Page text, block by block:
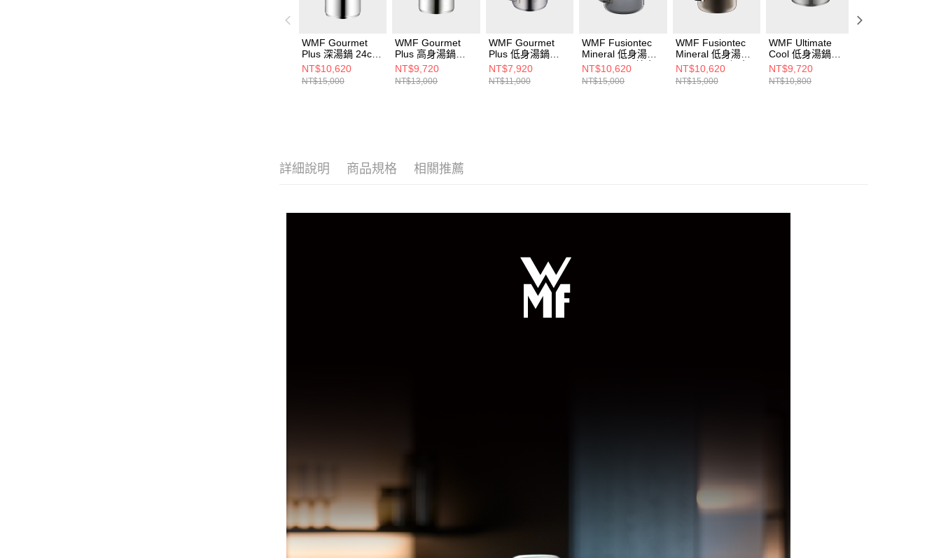
WMF Gourmet
Plus 深湯鍋 24cm
8.8L
NT$10,620
NT$15,000
WMF Gourmet
Plus 高身湯鍋
24cm 5.7L
NT$9,720
NT$13,000
WMF Gourmet
Plus 低身湯鍋
20cm 2.5L
NT$7,920
NT$11,000
WMF Fusiontec
Mineral 低身湯鍋
24cm 4.4L (鉑金
色)
NT$10,620
NT$15,000
WMF Fusiontec
Mineral 低身湯鍋
24cm 4.4L (銅金
色)
NT$10,620
NT$15,000
WMF Ultimate
Cool 低身湯鍋
24cm 4.1L
NT$9,720
NT$10,800
詳細說明 商品規格 相關推薦